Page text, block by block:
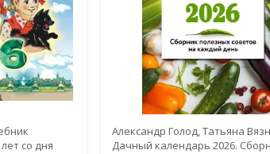
со дня
Александр Голод, Татьяна
Дачный календарь 2026.